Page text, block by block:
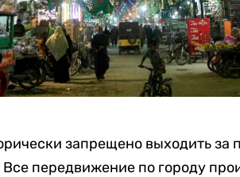
запрещено выходить за
передвижение по городу